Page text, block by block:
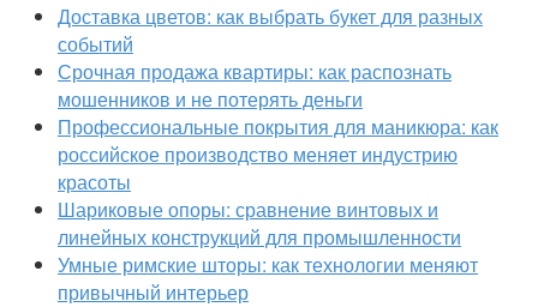
Доставка цветов: как выбрать букет для разных
событий
Срочная продажа квартиры: как распознать
мошенников и не потерять деньги
Профессиональные покрытия для маникюра: как
российское производство меняет индустрию
красоты
Шариковые опоры: сравнение винтовых и
линейных конструкций для промышленности
Умные римские шторы: как технологии меняют
привычный интерьер